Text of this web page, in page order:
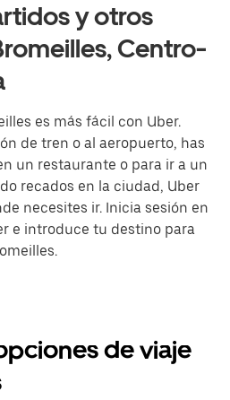
y otros
Centro-
es más fácil con Uber.
de tren o al aeropuerto, has
un restaurante o para ir a un
recados en la ciudad, Uber
necesites ir. Inicia sesión en
e introduce tu destino para
de viaje